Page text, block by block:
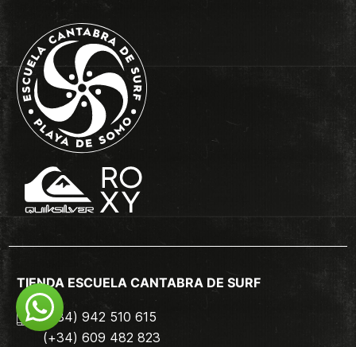
TIENDA ESCUELA CANTABRA DE SURF
(+34) 942 510 615
(+34) 609 482 823